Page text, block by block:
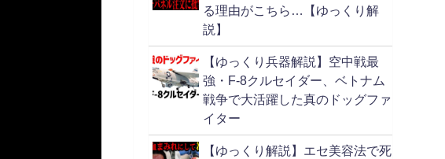
る理由がこちら…【ゆっくり解
説】
【ゆっくり兵器解説】空中戦最
強・F-8クルセイダー、ベトナム
戦争で大活躍した真のドッグファ
イター
【ゆっくり解説】エセ美容法で死